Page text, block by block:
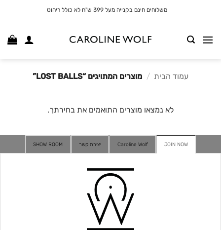
משלוחים חינם בקנייה מעל 399 ש"ח לא כולל ריהוט
עמוד הבית / מוצרים המתויגים “LOST BALLS”
לא נמצאו מוצרים התואמים את בחירתך.
JOIN NOW
Caroline Wolf יצירת קשר SHOW ROOM